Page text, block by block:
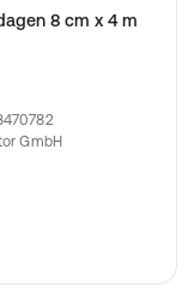
8 cm x 4 m
GmbH
Stütz- und